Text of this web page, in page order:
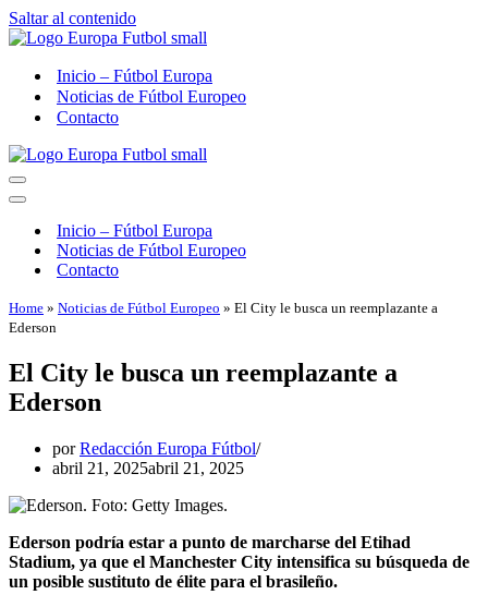
Saltar al contenido
Inicio – Fútbol Europa
Noticias de Fútbol Europeo
Contacto
Menú
de
Menú
navegaciónInicio – Fútbol Europa
Noticias de Fútbol Europeo
Contacto
Home » Noticias de Fútbol Europeo » El City le busca un reemplazante a
Ederson
El City le busca un reemplazante a
Ederson
porRedacción Europa Fútbol
abril 21, 2025abril 21, 2025
Ederson podría estar a punto de marcharse del Etihad
Stadium, ya que el Manchester City intensifica su búsqueda de
un posible sustituto de élite para el brasileño.